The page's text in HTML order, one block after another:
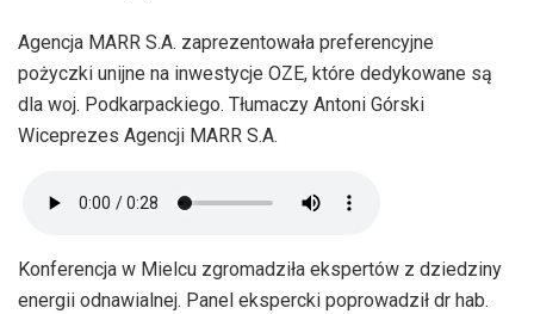
Agencja MARR S.A. zaprezentowała preferencyjne
pożyczki unijne na inwestycje OZE, które dedykowane są
dla woj. Podkarpackiego. Tłumaczy Antoni Górski
Wiceprezes Agencji MARR S.A.
Konferencja w Mielcu zgromadziła ekspertów z dziedziny
energii odnawialnej. Panel ekspercki poprowadził dr hab.